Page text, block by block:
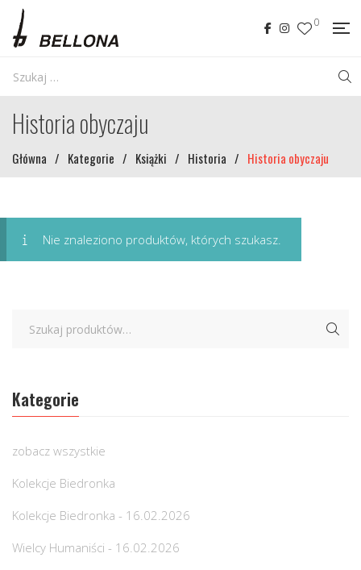
0
Historia obyczaju
Główna / Kategorie / Książki / Historia / Historia obyczaju
Nie znaleziono produktów, których szukasz.
Kategorie
zobacz wszystkie
Kolekcje Biedronka
Kolekcje Biedronka - 16.02.2026
Wielcy Humaniści - 16.02.2026